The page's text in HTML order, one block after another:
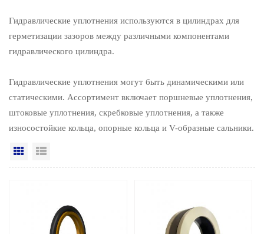
Гидравлические уплотнения используются в цилиндрах для
герметизации зазоров между различными компонентами
гидравлического цилиндра.
Гидравлические уплотнения могут быть динамическими или
статическими. Ассортимент включает поршневые уплотнения,
штоковые уплотнения, скребковые уплотнения, а также
износостойкие кольца, опорные кольца и V-образные сальники.
Вид сетки